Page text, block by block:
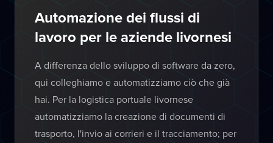
Automazione dei flussi di
lavoro per le aziende livornesi
A differenza dello sviluppo di software da zero,
qui colleghiamo e automatizziamo ciò che già
hai. Per la logistica portuale livornese
automatizziamo la creazione di documenti di
trasporto, l'invio ai corrieri e il tracciamento; per